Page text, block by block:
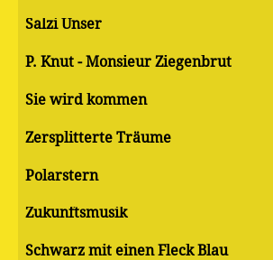
Salzi Unser
P. Knut - Monsieur Ziegenbrut
Sie wird kommen
Zersplitterte Träume
Polarstern
Zukunftsmusik
Schwarz mit einen Fleck Blau